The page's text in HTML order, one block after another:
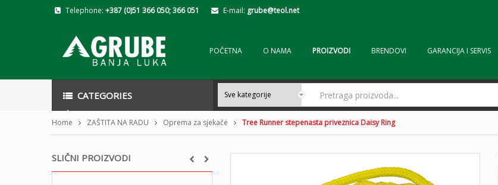
Telephone: +387 (0)51 366 050; 366 051 E-mail: grube@teol.net
POČETNA O NAMA PROIZVODI BRENDOVI GARANCIJA I SERVIS
CATEGORIES
Home ZAŠTITA NA RADU Oprema za sjekače Tree Runner stepenasta priveznica Daisy Ring
SLIČNI PROIZVODI